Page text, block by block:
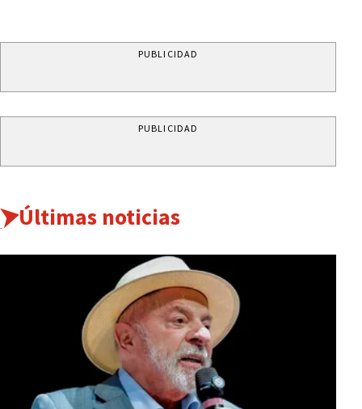
PUBLICIDAD
PUBLICIDAD
Últimas noticias